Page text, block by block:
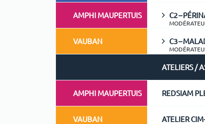
AMPHI MAUPERTUIS C2 –
VAUBAN C3 –
ATELIERS /
AMPHI MAUPERTUIS REDSIAM
VAUBAN ATELIER